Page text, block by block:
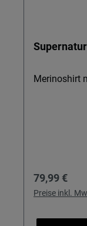
Merinoshirt
Regulärer
79,99 €
Preise inkl.